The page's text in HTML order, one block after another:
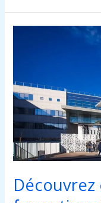
ses
formations
innovantes